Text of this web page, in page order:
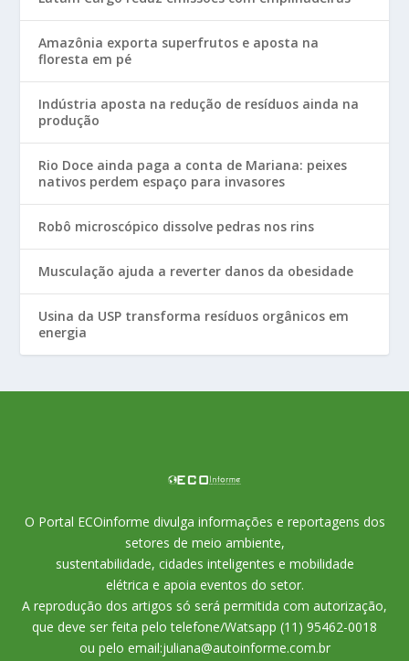
Amazônia exporta superfrutos e aposta na
floresta em pé
Indústria aposta na redução de resíduos ainda na
produção
Rio Doce ainda paga a conta de Mariana: peixes
nativos perdem espaço para invasores
Robô microscópico dissolve pedras nos rins
Musculação ajuda a reverter danos da obesidade
Usina da USP transforma resíduos orgânicos em
energia
O Portal ECOinforme divulga informações e reportagens dos
setores de meio ambiente,
sustentabilidade, cidades inteligentes e mobilidade
elétrica e apoia eventos do setor.
A reprodução dos artigos só será permitida com autorização,
que deve ser feita pelo telefone/Watsapp (11) 95462-0018
ou pelo email:juliana@autoinforme.com.br